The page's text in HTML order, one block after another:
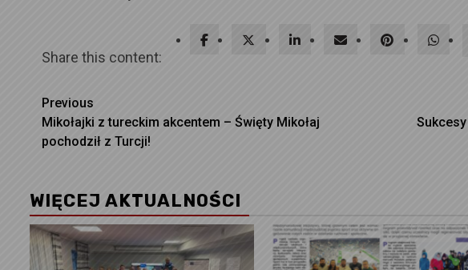
Share this content:
Continue
Reading
Previous
Mikołajki z tureckim akcentem – Święty Mikołaj
pochodził z Turcji!
WIĘCEJ AKTUALNOŚCI